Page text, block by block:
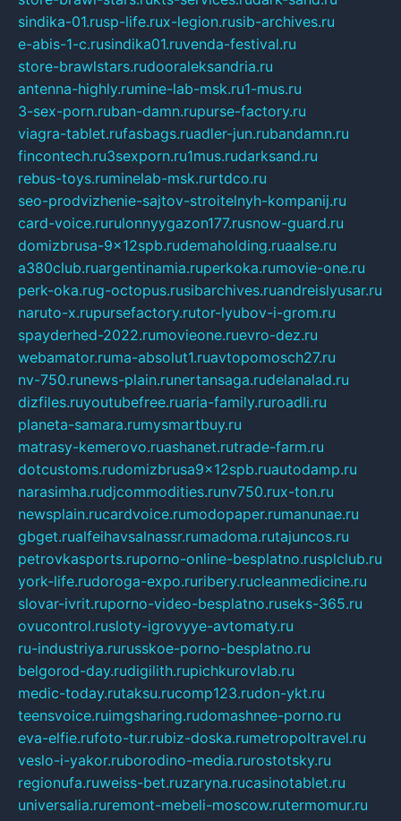
sindika-01.rusp-life.rux-legion.rusib-archives.ru
e-abis-1-c.rusindika01.ruvenda-festival.ru
store-brawlstars.rudooraleksandria.ru
antenna-highly.rumine-lab-msk.ru1-mus.ru
3-sex-porn.ruban-damn.rupurse-factory.ru
viagra-tablet.rufasbags.ruadler-jun.rubandamn.ru
fincontech.ru3sexporn.ru1mus.rudarksand.ru
rebus-toys.ruminelab-msk.rurtdco.ru
seo-prodvizhenie-sajtov-stroitelnyh-kompanij.ru
card-voice.rurulonnyygazon177.rusnow-guard.ru
domizbrusa-9x12spb.rudemaholding.ruaalse.ru
a380club.ruargentinamia.ruperkoka.rumovie-one.ru
perk-oka.rug-octopus.rusibarchives.ruandreislyusar.ru
naruto-x.rupursefactory.rutor-lyubov-i-grom.ru
spayderhed-2022.rumovieone.ruevro-dez.ru
webamator.ruma-absolut1.ruavtopomosch27.ru
nv-750.runews-plain.runertansaga.rudelanalad.ru
dizfiles.ruyoutubefree.ruaria-family.ruroadli.ru
planeta-samara.rumysmartbuy.ru
matrasy-kemerovo.ruashanet.rutrade-farm.ru
dotcustoms.rudomizbrusa9x12spb.ruautodamp.ru
narasimha.rudjcommodities.runv750.rux-ton.ru
newsplain.rucardvoice.rumodopaper.rumanunae.ru
gbget.rualfeihavsalnassr.rumadoma.rutajuncos.ru
petrovkasports.ruporno-online-besplatno.rusplclub.ru
york-life.rudoroga-expo.ruribery.rucleanmedicine.ru
slovar-ivrit.ruporno-video-besplatno.ruseks-365.ru
ovucontrol.rusloty-igrovyye-avtomaty.ru
ru-industriya.rurusskoe-porno-besplatno.ru
belgorod-day.rudigilith.rupichkurovlab.ru
medic-today.rutaksu.rucomp123.rudon-ykt.ru
teensvoice.ruimgsharing.rudomashnee-porno.ru
eva-elfie.rufoto-tur.rubiz-doska.rumetropoltravel.ru
veslo-i-yakor.ruborodino-media.rurostotsky.ru
regionufa.ruweiss-bet.ruzaryna.rucasinotablet.ru
universalia.ruremont-mebeli-moscow.rutermomur.ru